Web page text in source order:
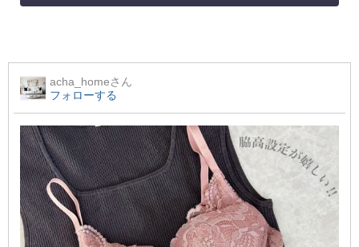
acha_homeさん
フォローする